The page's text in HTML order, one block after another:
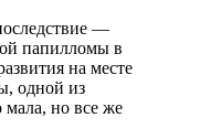
—
папилломы в
на месте
одной из
мала, но все же